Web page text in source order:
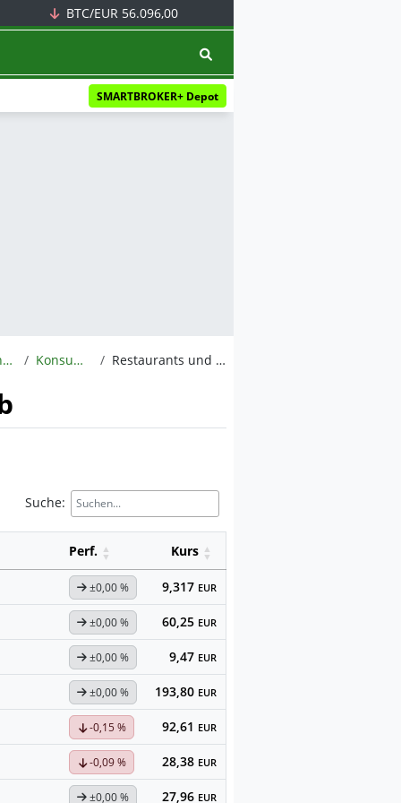
BTC/EUR 56.096,00
SMARTBROKER+ Depot
Branchen Konsumgüter Restaurants und Foodvertrieb
Suche:
Perf. Kurs
±0,00 % 9,317 EUR
±0,00 % 60,25 EUR
±0,00 % 9,47 EUR
±0,00 % 193,80 EUR
-0,15 % 92,61 EUR
-0,09 % 28,38 EUR
±0,00 % 27,96 EUR